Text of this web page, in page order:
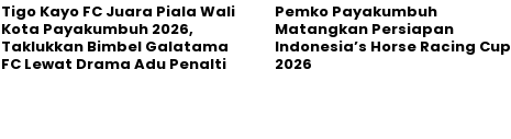
Tigo Kayo FC Juara Piala Wali
Kota Payakumbuh 2026,
Taklukkan Bimbel Galatama
FC Lewat Drama Adu Penalti
Pemko Payakumbuh
Matangkan Persiapan
Indonesia’s Horse Racing Cup
2026